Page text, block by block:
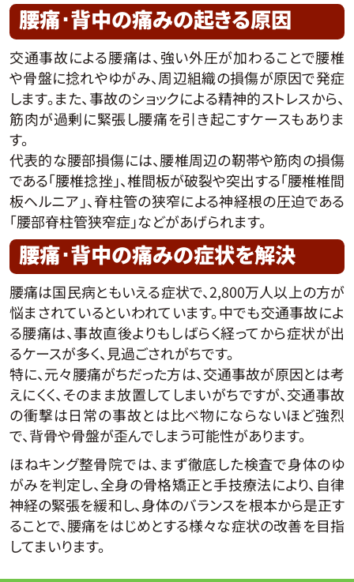
腰痛･背中の痛みの起きる原因
交通事故による腰痛は、強い外圧が加わることで腰椎
や骨盤に捻れやゆがみ、周辺組織の損傷が原因で発症
します。また、事故のショックによる精神的ストレスから、
筋肉が過剰に緊張し腰痛を引き起こすケースもありま
す。
代表的な腰部損傷には、腰椎周辺の靭帯や筋肉の損傷
である「腰椎捻挫」、椎間板が破裂や突出する「腰椎椎間
板ヘルニア」、脊柱管の狭窄による神経根の圧迫である
「腰部脊柱管狭窄症」などがあげられます。
腰痛･背中の痛みの症状を解決
腰痛は国民病ともいえる症状で、2,800万人以上の方が
悩まされているといわれています。中でも交通事故によ
る腰痛は、事故直後よりもしばらく経ってから症状が出
るケースが多く、見過ごされがちです。
特に、元々腰痛がちだった方は、交通事故が原因とは考
えにくく、そのまま放置してしまいがちですが、交通事故
の衝撃は日常の事故とは比べ物にならないほど強烈
で、背骨や骨盤が歪んでしまう可能性があります。
ほねキング整骨院では、まず徹底した検査で身体のゆ
がみを判定し、全身の骨格矯正と手技療法により、自律
神経の緊張を緩和し、身体のバランスを根本から是正す
ることで、腰痛をはじめとする様々な症状の改善を目指
してまいります。